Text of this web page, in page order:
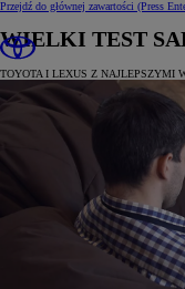
Przejdź do głównej zawartości (Press
WIELKI TEST
TOYOTA I LEXUS Z NAJLEPSZYMI